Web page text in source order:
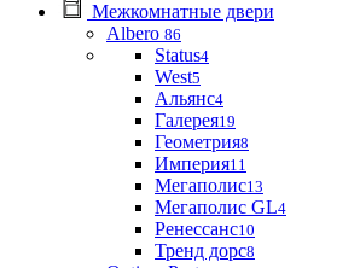
Межкомнатные двери
Albero 86
Status4
West5
Альянс4
Галерея19
Геометрия8
Империя11
Мегаполис13
Мегаполис GL4
Ренессанс10
Тренд дорс8